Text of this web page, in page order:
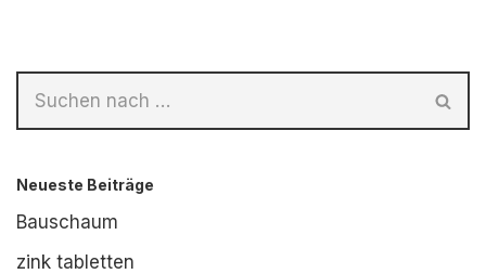
Neueste Beiträge
Bauschaum
zink tabletten